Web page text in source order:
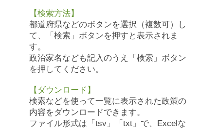
【検索方法】
都道府県などのボタンを選択（複数可）し
て、「検索」ボタンを押すと表示されま
す。
政治家名なども記入のうえ「検索」ボタン
を押してください。
【ダウンロード】
検索などを使って一覧に表示された政策の
内容をダウンロードできます。
ファイル形式は「tsv」「txt」で、Excelな